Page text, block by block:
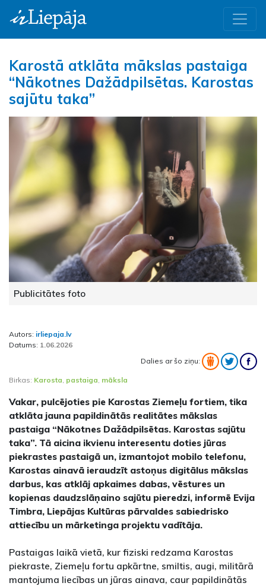
Karostā atklāta mākslas pastaiga
“Nākotnes Dažādpilsētas. Karostas
sajūtu taka”
Publicitātes foto
Autors: irliepaja.lv
Datums: 1.06.2026
Dalies ar šo ziņu:
Birkas: Karosta pastaiga māksla
Vakar, pulcējoties pie Karostas Ziemeļu fortiem, tika
atklāta jauna papildinātās realitātes mākslas
pastaiga “Nākotnes Dažādpilsētas. Karostas sajūtu
taka”. Tā aicina ikvienu interesentu doties jūras
piekrastes pastaigā un, izmantojot mobilo telefonu,
Karostas ainavā ieraudzīt astoņus digitālus mākslas
darbus, kas atklāj apkaimes dabas, vēstures un
kopienas daudzslāņaino sajūtu pieredzi, informē Evija
Timbra, Liepājas Kultūras pārvaldes sabiedrisko
attiecību un mārketinga projektu vadītāja.
Pastaigas laikā vietā, kur fiziski redzama Karostas
piekraste, Ziemeļu fortu apkārtne, smiltis, augi, militārā
mantojuma liecības un jūras ainava, caur papildinātās